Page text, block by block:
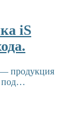
iS
продукция
под…